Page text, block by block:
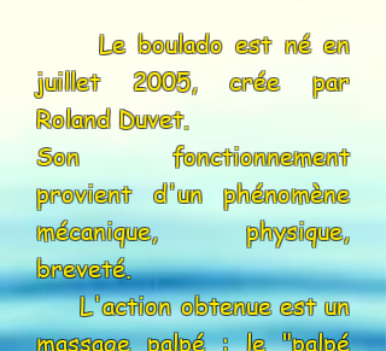
Le boulado est né en
juillet 2005, crée par
Roland Duvet.
Son fonctionnement
provient d'un phénomène
mécanique, physique,
breveté.
L'action obtenue est un
massage palpé : le "palpé